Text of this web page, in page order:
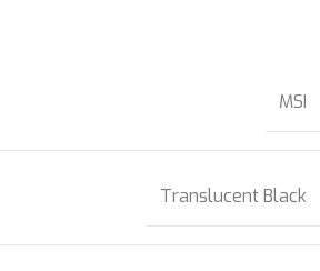
MSI
Translucent Black